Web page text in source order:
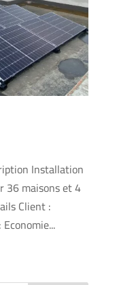
Installation
36 maisons et 4
Client :